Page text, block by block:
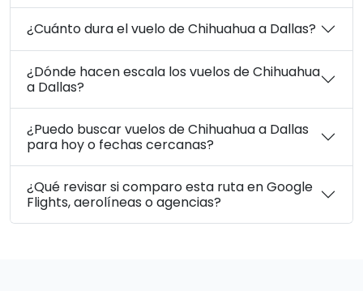
¿Cuánto dura el vuelo de Chihuahua a Dallas?
¿Dónde hacen escala los vuelos de Chihuahua
a Dallas?
¿Puedo buscar vuelos de Chihuahua a Dallas
para hoy o fechas cercanas?
¿Qué revisar si comparo esta ruta en Google
Flights, aerolíneas o agencias?